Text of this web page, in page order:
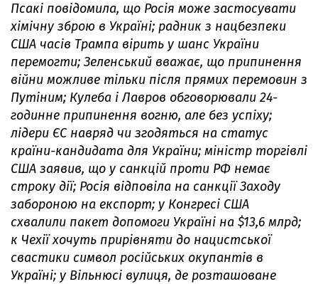
Псакі повідомила, що Росія може застосувати
хімічну зброю в Україні; радник з нацбезпеки
США часів Трампа вірить у шанс України
перемогти; Зеленський вважає, що припинення
війни можливе тільки після прямих перемовин з
Путіним; Кулеба і Лавров обговорювали 24-
годинне припинення вогню, але без успіху;
лідери ЄС навряд чи згодяться на статус
країни-кандидата для України; міністр торгівлі
США заявив, що у санкцій проти РФ немає
строку дії; Росія відповіла на санкції Заходу
забороною на експорт; у Конгресі США
схвалили пакет допомоги Україні на $13,6 млрд;
к Чехії хочуть прирівняти до нацистської
свастики символ російських окупантів в
Україні; у Вільнюсі вулиця, де розташоване